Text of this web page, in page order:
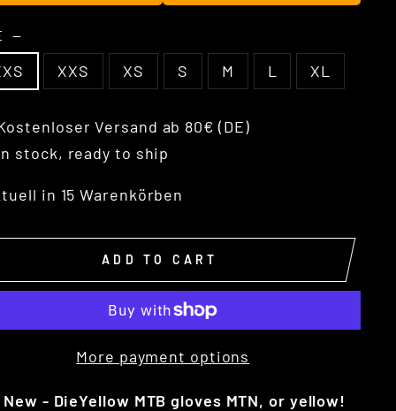
—
XXS XS S M L XL
Versand ab 80€ (DE)
stock, ready to ship
in 15 Warenkörben
ADD TO CART
More payment options
New - DieYellow MTB gloves MTN, or yellow!